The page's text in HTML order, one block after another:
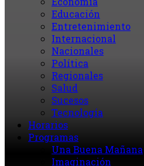
Educación
Entretenimiento
Internacional
Nacionales
Política
Regionales
Salud
Sucesos
Tecnología
Horarios
Programas
Una Buena Mañana
Imaginación